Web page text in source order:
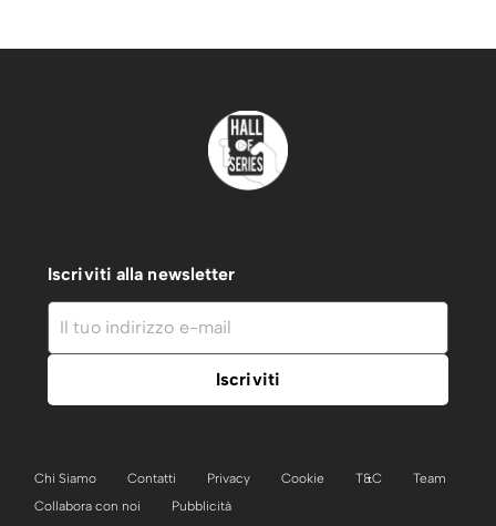
Iscriviti alla newsletter
Chi Siamo Contatti Privacy Cookie T&C
Team
Collabora con noi
Pubblicità